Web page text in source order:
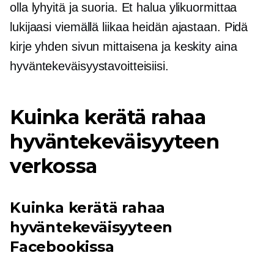
olla lyhyitä ja suoria. Et halua ylikuormittaa
lukijaasi viemällä liikaa heidän ajastaan. Pidä
kirje yhden sivun mittaisena ja keskity aina
hyväntekeväisyystavoitteisiisi.
Kuinka kerätä rahaa
hyväntekeväisyyteen
verkossa
Kuinka kerätä rahaa
hyväntekeväisyyteen
Facebookissa